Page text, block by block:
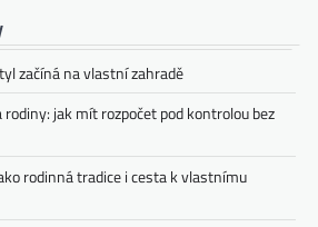
začíná na vlastní zahradě
rodiny: jak mít rozpočet pod kontrolou bez
rodinná tradice i cesta k vlastnímu